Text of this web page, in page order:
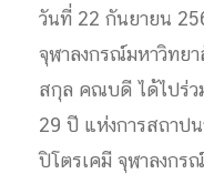
วันที่ 22 กันยายน
จุฬาลงกรณ์มหาวิทย
สกุล คณบดี ได้ไปร่ว
29 ปี แห่งการสถาป
ปิโตรเคมี จุฬาลงกร